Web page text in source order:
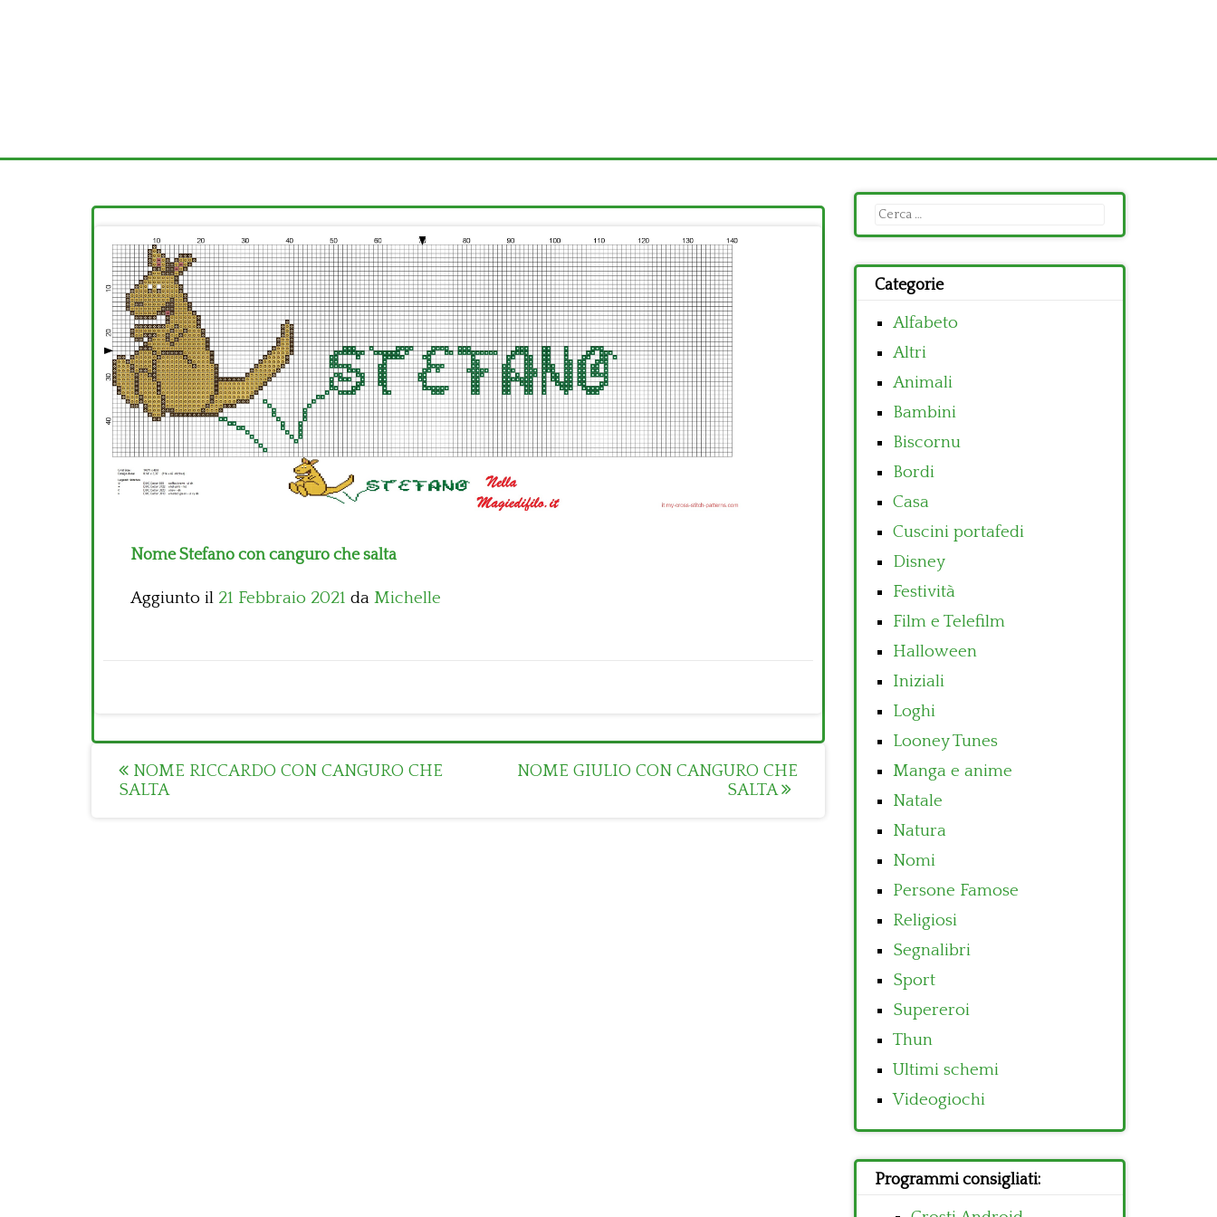
Nome Stefano con canguro che salta
Aggiunto il 21 Febbraio 2021 da Michelle
Post
navigation
NOME RICCARDO CON CANGURO CHE
SALTA
NOME GIULIO CON CANGURO CHE
SALTA
Ricerca
per:
Categorie
Alfabeto
Altri
Animali
Bambini
Biscornu
Bordi
Casa
Cuscini portafedi
Disney
Festività
Film e Telefilm
Halloween
Iniziali
Loghi
Looney Tunes
Manga e anime
Natale
Natura
Nomi
Persone Famose
Religiosi
Segnalibri
Sport
Supereroi
Thun
Ultimi schemi
Videogiochi
Programmi consigliati: